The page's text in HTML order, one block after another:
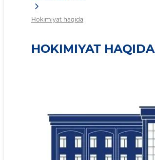
Hokimiyat haqida
HOKIMIYAT HAQIDA